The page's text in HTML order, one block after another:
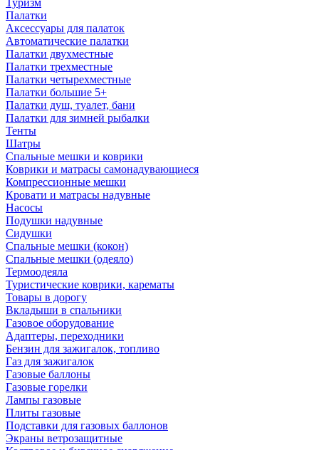
Туризм
Палатки
Аксессуары для палаток
Автоматические палатки
Палатки двухместные
Палатки трехместные
Палатки четырехместные
Палатки большие 5+
Палатки душ, туалет, бани
Палатки для зимней рыбалки
Тенты
Шатры
Спальные мешки и коврики
Коврики и матрасы самонадувающиеся
Компрессионные мешки
Кровати и матрасы надувные
Насосы
Подушки надувные
Сидушки
Спальные мешки (кокон)
Спальные мешки (одеяло)
Термоодеяла
Туристические коврики, карематы
Товары в дорогу
Вкладыши в спальники
Газовое оборудование
Адаптеры, переходники
Бензин для зажигалок, топливо
Газ для зажигалок
Газовые баллоны
Газовые горелки
Лампы газовые
Плиты газовые
Подставки для газовых баллонов
Экраны ветрозащитные